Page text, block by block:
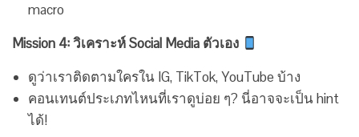
macro
Mission 4: วิเคราะห์ Social Media ตัวเอง
ดูว่าเราติดตามใครใน IG, TikTok, YouTube บ้าง
คอนเทนต์ประเภทไหนที่เราดูบ่อย ๆ? นี่อาจจะเป็น hint
ได้!